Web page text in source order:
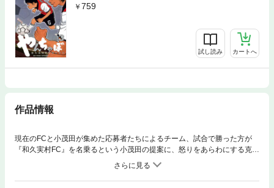
759
試し読み カートへ
作品情報
現在のFCと小茂田が集めた応募者たちによるチーム、試合で勝った方が
『和久実村FC』を名乗るという小茂田の提案に、怒りをあらわにする克
巳。だが、大事な物を守りたいならば正々堂々戦って意地を見せろ、とい
う欣二の言葉もあり、ついに試合開催が決定する。